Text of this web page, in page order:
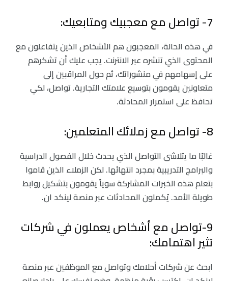
7- تواصل مع معجبيك ومتابعيك:
في هذه الحالة، المعجبون هم الأشخاص الذين يتفاعلون مع
المحتوى الذي تنشره عبر الانترنت. يجب عليك أن تشكرهم
على إسهامهم في منشوراتك، ثم حول المراقبين إلى
متعاونين يقومون بتوسيع علامتك التجارية. تواصل، لكي
تحافظ على استمرار المحادثة.
8- تواصل مع زملائك المتعلمين:
غالبًا ما يتلاشى التواصل الذي يحدث خلال الفصول الدراسية
والبرامج التدريبية بمجرد انتهائها. لكن الزملاء الذين قاموا
بتعلم هذه الخبرات المشتركة سوياً يقومون بتشكيل روابط
طويلة الأمد. يُكملون المحادثات عبر منصة لينكد ان.
9-تواصل مع أشخاص يعملون في شركات
تثير اهتمامك:
ابحث عن شركات أحلامك وتواصل مع الموظفين عبر منصة